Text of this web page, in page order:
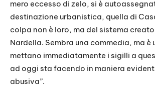
mero eccesso di zelo, si è
destinazione urbanistica, quella di
colpa non è loro, ma del sistema
Nardella. Sembra una commedia, ma è
mettano immediatamente i sigilli a
ad oggi sta facendo in maniera
abusiva”.